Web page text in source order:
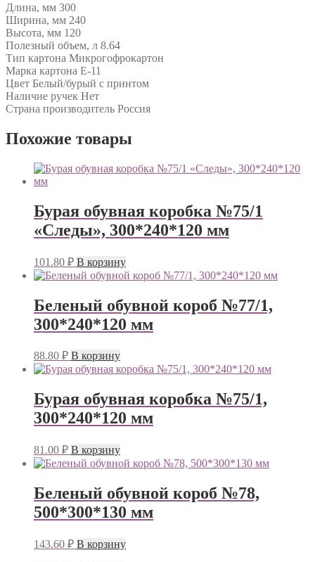
Длина, мм 300
Ширина, мм 240
Высота, мм 120
Полезный объем, л 8.64
Тип картона Микрогофрокартон
Марка картона Е-11
Цвет Белый/бурый с принтом
Наличие ручек Нет
Страна производитель Россия
Похожие товары
Бурая обувная коробка №75/1
«Следы», 300*240*120 мм
101.80 ₽ В корзину
Беленый обувной короб №77/1,
300*240*120 мм
88.80 ₽ В корзину
Бурая обувная коробка №75/1,
300*240*120 мм
81.00 ₽ В корзину
Беленый обувной короб №78,
500*300*130 мм
143.60 ₽ В корзину